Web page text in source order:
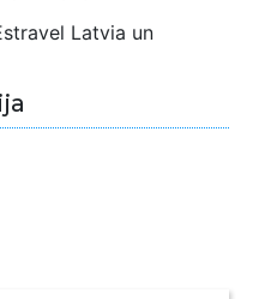
Latvia un